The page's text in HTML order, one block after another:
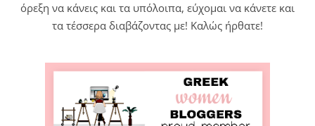
όρεξη να κάνεις και τα υπόλοιπα, εύχομαι να κάνετε και
τα τέσσερα διαβάζοντας με! Καλώς ήρθατε!